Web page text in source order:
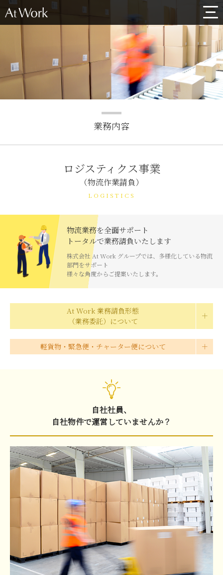
業務内容
ロジスティクス事業
（物流作業請負）
LOGISTICS
物流業務を全面サポート
トータルで業務請負いたします
株式会社 At Work グループでは、多様化している物流
部門をサポート
様々な角度からご提案いたします。
At Work 業務請負形態
（業務委託）について
軽貨物・緊急便・チャーター便について
自社社員、
自社物件で運営していませんか？